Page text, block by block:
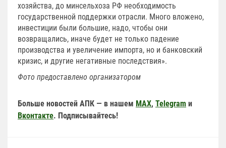
хозяйства, до минсельхоза РФ необходимость
государственной поддержки отрасли. Много вложено,
инвестиции были большие, надо, чтобы они
возвращались, иначе будет не только падение
производства и увеличение импорта, но и банковский
кризис, и другие негативные последствия».
Фото предоставлено организатором
Больше новостей АПК — в нашем MAX, Telegram и
Вконтакте. Подписывайтесь!